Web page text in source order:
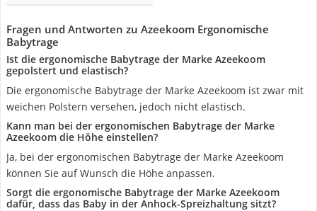
Fragen und Antworten zu Azeekoom Ergonomische
Babytrage
Ist die ergonomische Babytrage der Marke Azeekoom
gepolstert und elastisch?
Die ergonomische Babytrage der Marke Azeekoom ist zwar mit
weichen Polstern versehen, jedoch nicht elastisch.
Kann man bei der ergonomischen Babytrage der Marke
Azeekoom die Höhe einstellen?
Ja, bei der ergonomischen Babytrage der Marke Azeekoom
können Sie auf Wunsch die Höhe anpassen.
Sorgt die ergonomische Babytrage der Marke Azeekoom
dafür, dass das Baby in der Anhock-Spreizhaltung sitzt?